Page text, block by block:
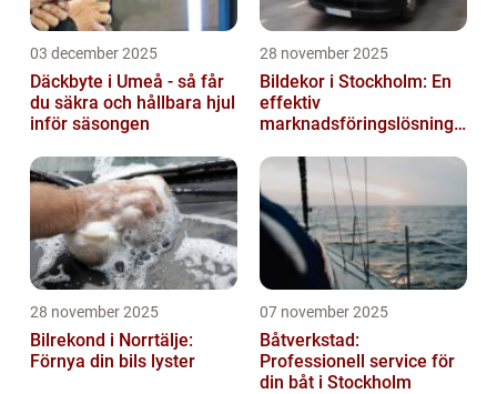
03 december 2025
Däckbyte i Umeå - så får
du säkra och hållbara hjul
inför säsongen
28 november 2025
Bildekor i Stockholm: En
effektiv
marknadsföringslösning
28 november 2025
Bilrekond i Norrtälje:
Förnya din bils lyster
07 november 2025
Båtverkstad:
Professionell service för
din båt i Stockholm